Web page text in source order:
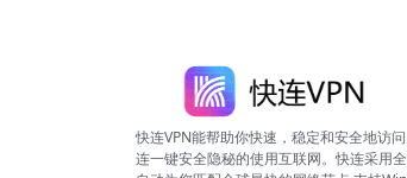
快连VPN能帮助你快速，稳定和安全地访
连一键安全隐秘的使用互联网。快连采用